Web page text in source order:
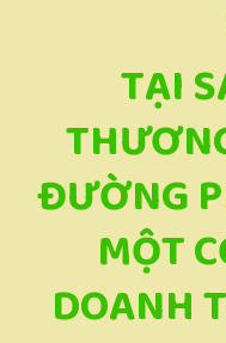
TẠI
ĐƯỜNG
MỘT
DOANH